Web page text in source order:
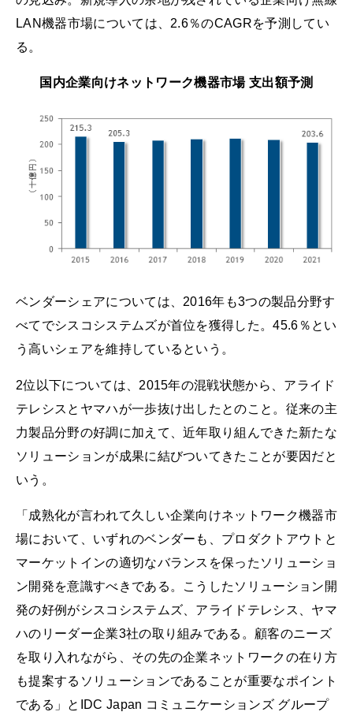
LAN機器市場については、2.6％のCAGRを予測してい
る。
国内企業向けネットワーク機器市場 支出額予測
ベンダーシェアについては、2016年も3つの製品分野す
べてでシスコシステムズが首位を獲得した。45.6％とい
う高いシェアを維持しているという。
2位以下については、2015年の混戦状態から、アライド
テレシスとヤマハが一歩抜け出したとのこと。従来の主
力製品分野の好調に加えて、近年取り組んできた新たな
ソリューションが成果に結びついてきたことが要因だと
いう。
「成熟化が言われて久しい企業向けネットワーク機器市
場において、いずれのベンダーも、プロダクトアウトと
マーケットインの適切なバランスを保ったソリューショ
ン開発を意識すべきである。こうしたソリューション開
発の好例がシスコシステムズ、アライドテレシス、ヤマ
ハのリーダー企業3社の取り組みである。顧客のニーズ
を取り入れながら、その先の企業ネットワークの在り方
も提案するソリューションであることが重要なポイント
である」とIDC Japan コミュニケーションズ グループ